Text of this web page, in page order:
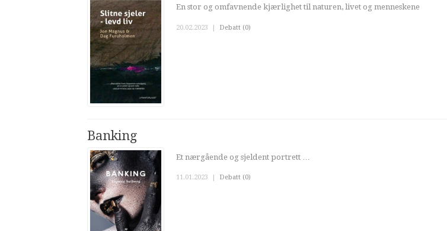
En stor og omfavnende kjærlighet til naturen, livet og menneskene
20.02.2023 | Debatt (0)
Banking
Et nærgående og sjeldent portrett …
11.01.2023 Debatt (0)